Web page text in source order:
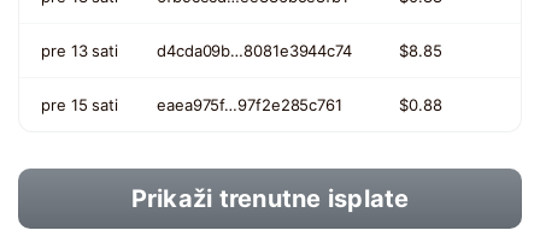
pre 13 sati d4cda09b…8081e3944c74 $8.85
pre 15 sati eaea975f…97f2e285c761 $0.88
Prikaži trenutne isplate